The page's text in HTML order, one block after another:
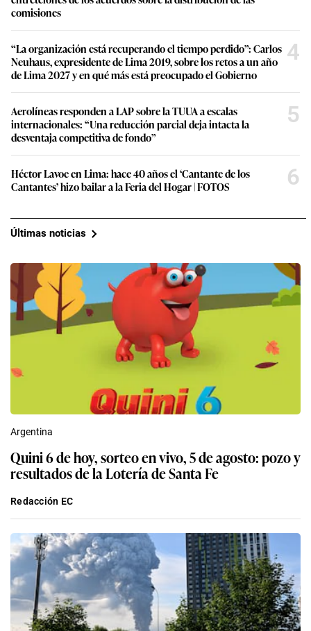
comisiones
“La organización está recuperando el tiempo perdido”: Carlos
Neuhaus, expresidente de Lima 2019, sobre los retos a un año
de Lima 2027 y en qué más está preocupado el Gobierno
4
Aerolíneas responden a LAP sobre la TUUA a escalas
internacionales: “Una reducción parcial deja intacta la
desventaja competitiva de fondo”
5
Héctor Lavoe en Lima: hace 40 años el ‘Cantante de los
Cantantes’ hizo bailar a la Feria del Hogar | FOTOS
6
Últimas noticias
Argentina
Quini 6 de hoy, sorteo en vivo, 5 de agosto: pozo y
resultados de la Lotería de Santa Fe
Redacción EC